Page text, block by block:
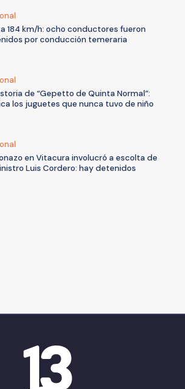
184 km/h: ocho conductores fueron
por conducción temeraria
de “Gepetto de Quinta Normal”:
los juguetes que nunca tuvo de niño
en Vitacura involucró a escolta de
Luis Cordero: hay detenidos